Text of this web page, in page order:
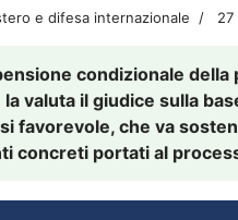
e difesa internazionale
condizionale della
valuta il giudice sulla
favorevole, che va
concreti portati al